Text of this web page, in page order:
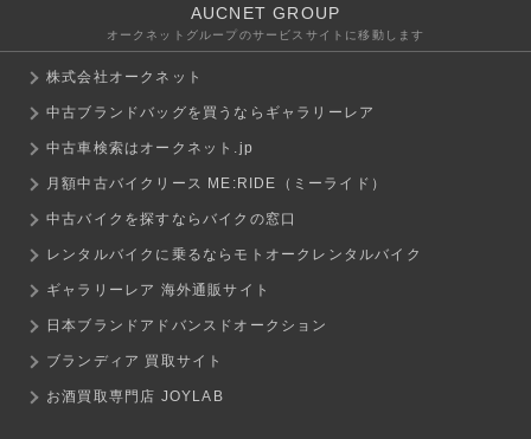
AUCNET GROUP
オークネットグループのサービスサイトに移動します
株式会社オークネット
中古ブランドバッグを買うならギャラリーレア
中古車検索はオークネット.jp
月額中古バイクリース ME:RIDE（ミーライド）
中古バイクを探すならバイクの窓口
レンタルバイクに乗るならモトオークレンタルバイク
ギャラリーレア 海外通販サイト
日本ブランドアドバンスドオークション
ブランディア 買取サイト
お酒買取専門店 JOYLAB